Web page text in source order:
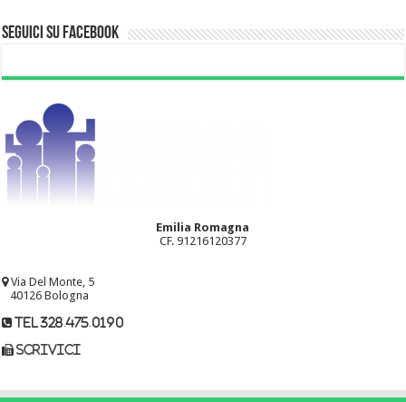
Seguici su Facebook
Emilia Romagna
CF. 91216120377
Via Del Monte, 5
40126 Bologna
tel 328.475.0190
scrivici